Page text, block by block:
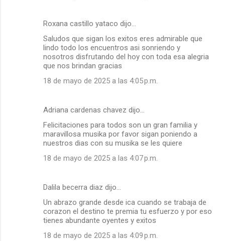
Roxana castillo yataco dijo…
Saludos que sigan los exitos eres admirable que
lindo todo los encuentros asi sonriendo y
nosotros disfrutando del hoy con toda esa alegria
que nos brindan gracias
18 de mayo de 2025 a las 4:05 p.m.
Adriana cardenas chavez dijo…
Felicitaciones para todos son un gran familia y
maravillosa musika por favor sigan poniendo a
nuestros dias con su musika se les quiere
18 de mayo de 2025 a las 4:07 p.m.
Dalila becerra diaz dijo…
Un abrazo grande desde ica cuando se trabaja de
corazon el destino te premia tu esfuerzo y por eso
tienes abundante oyentes y exitos
18 de mayo de 2025 a las 4:09 p.m.